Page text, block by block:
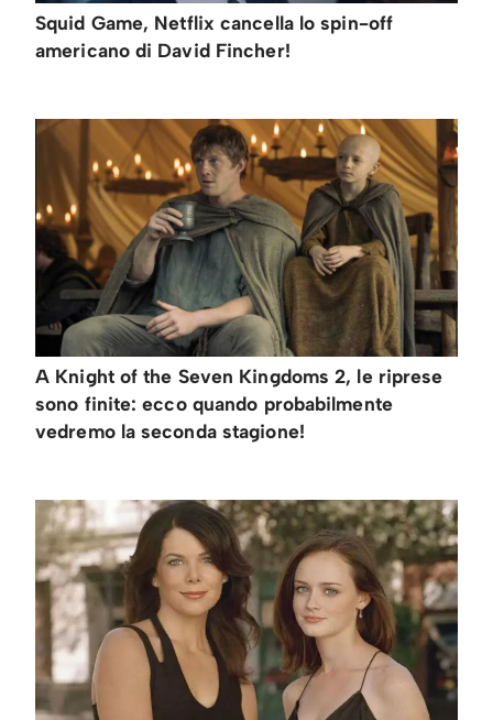
Squid Game, Netflix cancella lo spin-off
americano di David Fincher!
A Knight of the Seven Kingdoms 2, le riprese
sono finite: ecco quando probabilmente
vedremo la seconda stagione!